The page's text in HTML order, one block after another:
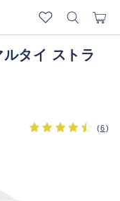
タイ ストラ
(6)